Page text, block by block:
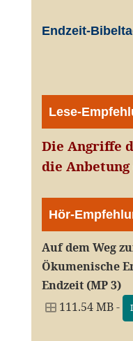
Endzeit-
Lese-
Die Angriffe
die
Hör-
Auf dem Weg
Ökumenische
Endzeit (MP 3)
111.54 MB -